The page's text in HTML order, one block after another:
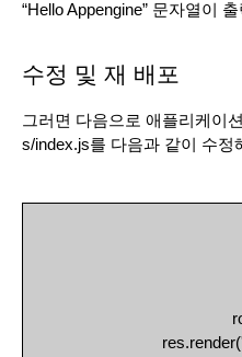
“Hello Appengine” 문자열이
수정 및 재 배포
그러면 다음으로 애플리케이
s/index.js를 다음과 같이 수정